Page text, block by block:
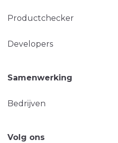
Productchecker
Developers
Samenwerking
Bedrijven
Volg ons